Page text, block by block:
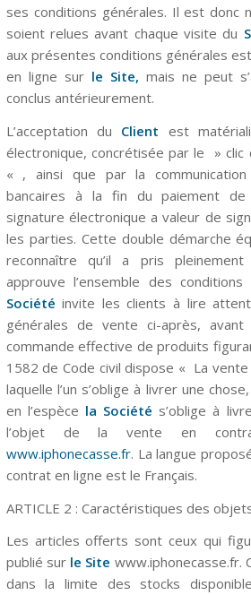
ses conditions générales. Il est donc
soient relues avant chaque visite du
aux présentes conditions générales
en ligne sur le Site, mais ne peut
conclus antérieurement.
L’acceptation du Client est
électronique, concrétisée par le » clic
« , ainsi que par la
bancaires à la fin du paiement de
signature électronique a valeur de
les parties. Cette double démarche
reconnaître qu’il a pris pleinement
approuve l’ensemble des conditions
Société invite les clients à lire
générales de vente ci-après,
commande effective de produits
1582 de Code civil dispose « La
laquelle l’un s’oblige à livrer une
en l’espèce la Société s’oblige à
l’objet de la vente en
www.iphonecasse.fr. La langue
contrat en ligne est le Français.
ARTICLE 2 : Caractéristiques des
Les articles offerts sont ceux qui
publié sur le Site www.iphonecasse.fr.
dans la limite des stocks